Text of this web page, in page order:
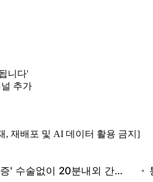
니다'
추가
, 재배포 및 AI 데이터 활용 금지]